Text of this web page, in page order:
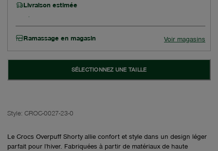
Livraison estimée
Ramassage en magasin Voir magasins
SÉLECTIONNEZ UNE TAILLE
Style: CROC-0027-23-0
Le Crocs Overpuff Shorty allie confort et style dans un design léger
parfait pour l'hiver. Fabriquées à partir de matériaux de haute